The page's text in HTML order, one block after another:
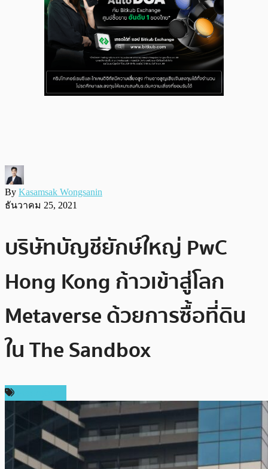
By Kasamsak Wongsanin
ธันวาคม 25, 2021
บริษัทบัญชียักษ์ใหญ่ PwC
Hong Kong ก้าวเข้าสู่โลก
Metaverse ด้วยการซื้อที่ดิน
ใน The Sandbox